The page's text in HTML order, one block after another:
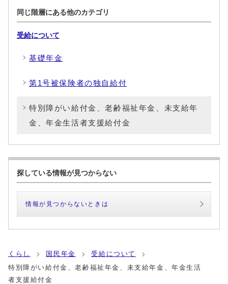
同じ階層にある他のカテゴリ
受給について
基礎年金
第1号被保険者の独自給付
特別障がい給付金、老齢福祉年金、未支給年
金、年金生活者支援給付金
探している情報が見つからない
情報が見つからないときは
くらし 国民年金
受給について
特別障がい給付金、老齢福祉年金、未支給年金、年金生活
者支援給付金